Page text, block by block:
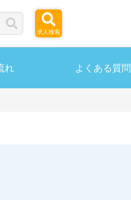
求人検索
れ よくある質問